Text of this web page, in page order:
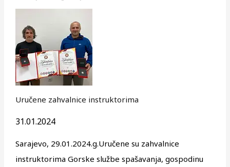
Uručene zahvalnice instruktorima
31.01.2024
Sarajevo, 29.01.2024.g.Uručene su zahvalnice
instruktorima Gorske službe spašavanja, gospodinu